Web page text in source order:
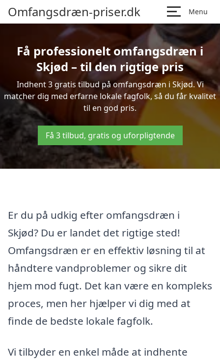
Omfangsdræn-priser.dk Menu
Få professionelt omfangsdræn i
Skjød – til den rigtige pris
Indhent 3 gratis tilbud på omfangsdræn i Skjød. Vi
matcher dig med erfarne lokale fagfolk, så du får kvalitet
til en god pris.
Få 3 tilbud, gratis og uforpligtende
Er du på udkig efter omfangsdræn i
Skjød? Du er landet det rigtige sted!
Omfangsdræn er en effektiv løsning til at
håndtere vandproblemer og sikre dit
hjem mod fugt. Det kan være en kompleks
proces, men her hjælper vi dig med at
finde de bedste lokale fagfolk.
Vi tilbyder en enkel måde at indhente